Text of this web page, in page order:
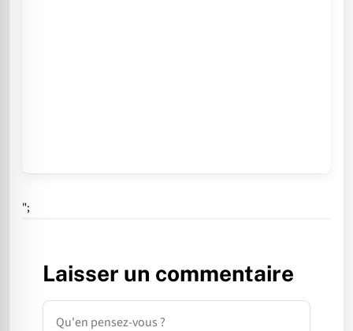
";
Laisser un commentaire
Commentaire